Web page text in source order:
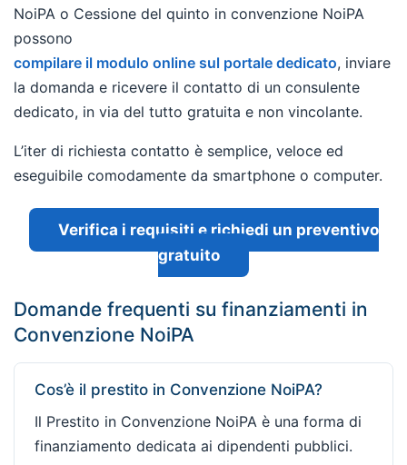
NoiPA o Cessione del quinto in convenzione NoiPA
possono
compilare il modulo online sul portale dedicato, inviare
la domanda e ricevere il contatto di un consulente
dedicato, in via del tutto gratuita e non vincolante.
L’iter di richiesta contatto è semplice, veloce ed
eseguibile comodamente da smartphone o computer.
Verifica i requisiti e richiedi un preventivo
gratuito
Domande frequenti su finanziamenti in
Convenzione NoiPA
Cos’è il prestito in Convenzione NoiPA?
Il Prestito in Convenzione NoiPA è una forma di
finanziamento dedicata ai dipendenti pubblici.